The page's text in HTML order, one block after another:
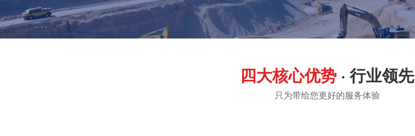
四大核心优势 · 行业领先
只为带给您更好的服务体验